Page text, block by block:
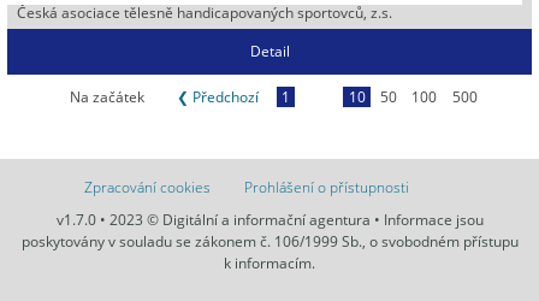
Česká asociace tělesně handicapovaných sportovců, z.s.
Detail
Na začátek ❮ Předchozí 1 10 50 100 500
Zpracování cookies
Prohlášení o přístupnosti
v1.7.0 • 2023 © Digitální a informační agentura • Informace jsou
poskytovány v souladu se zákonem č. 106/1999 Sb., o svobodném přístupu
k informacím.